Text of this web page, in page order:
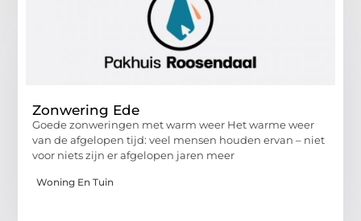
Zonwering Ede
Goede zonweringen met warm weer Het warme weer
van de afgelopen tijd: veel mensen houden ervan – niet
voor niets zijn er afgelopen jaren meer
Woning En Tuin